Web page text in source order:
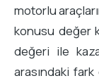
motorlu
konusu değer
değeri ile
arasındaki